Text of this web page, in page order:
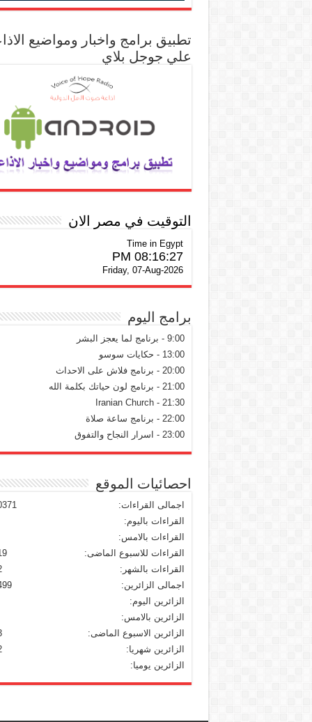
تطبيق برامج واخبار ومواضيع
علي جوجل بلاي
التوقيت في مصر الان
Time in Egypt
08:16:28 PM
Friday, 07-Aug-2026
برامج اليوم
9:00 - برنامج لما يعجز البشر
13:00 - حكايات سوسو
20:00 - برنامج فلاش على الاحداث
21:00 - برنامج لون حياتك بكلمة الله
21:30 - Iranian Church
22:00 - برنامج ساعة صلاة
23:00 - اسرار النجاح والتفوق
احصائيات الموقع
اجمالى القراءات:
القراءات باليوم:
القراءات بالامس:
القراءات للاسبوع الماضى:
القراءات بالشهر:
اجمالى الزائرين:
الزائرين اليوم:
الزائرين بالامس:
الزائرين الاسبوع الماضى:
الزائرين شهريا:
الزائرين يوميا: